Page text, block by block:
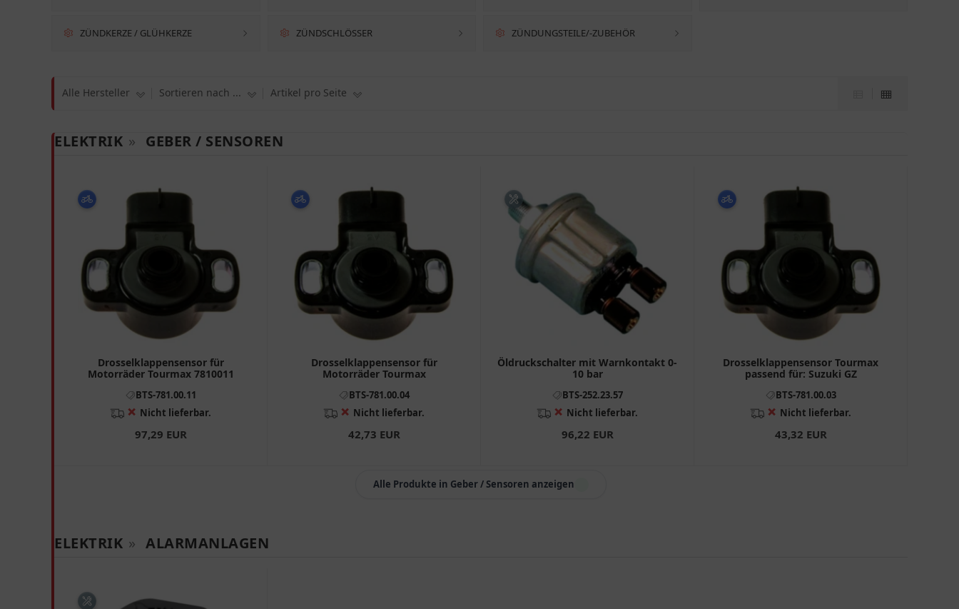
ZÜNDKERZE / GLÜHKERZE ZÜNDSCHLÖSSER ZÜNDUNGSTEILE/-ZUBEHÖR
Alle Hersteller Sortieren nach ... Artikel pro Seite
ELEKTRIK » GEBER / SENSOREN
Drosselklappensensor für
Motorräder Tourmax 7810011
BTS-781.00.11
❌ Nicht lieferbar.
97,29 EUR
Drosselklappensensor für
Motorräder Tourmax
BTS-781.00.04
❌ Nicht lieferbar.
42,73 EUR
Öldruckschalter mit Warnkontakt 0-
10 bar
BTS-252.23.57
❌ Nicht lieferbar.
96,22 EUR
Drosselklappensensor Tourmax
passend für: Suzuki GZ
BTS-781.00.03
❌ Nicht lieferbar.
43,32 EUR
Alle Produkte in Geber / Sensoren anzeigen
ELEKTRIK » ALARMANLAGEN